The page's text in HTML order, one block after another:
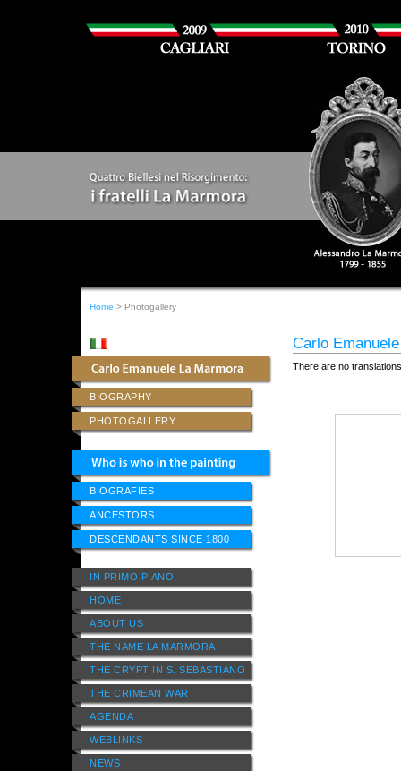
Home > Photogallery
BIOGRAPHY
PHOTOGALLERY
BIOGRAFIES
ANCESTORS
DESCENDANTS SINCE 1800
IN PRIMO PIANO
HOME
ABOUT US
THE NAME LA MARMORA
THE CRYPT IN S. SEBASTIANO
THE CRIMEAN WAR
AGENDA
WEBLINKS
NEWS
Carlo
There are no